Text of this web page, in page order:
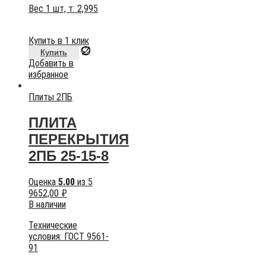
Вес 1 шт, т: 2,995
Купить в 1 клик
Купить
Добавить в
избранное
Плиты 2ПБ
ПЛИТА
ПЕРЕКРЫТИЯ
2ПБ 25-15-8
Оценка 5.00 из 5
9652,00 ₽
В наличии
Технические
условия: ГОСТ 9561-
91